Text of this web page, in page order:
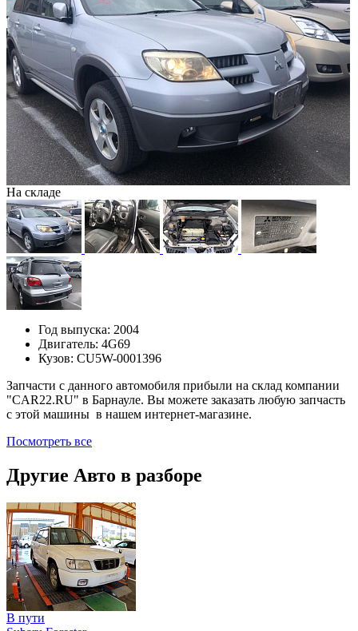
На складе
Год выпуска: 2004
Двигатель: 4G69
Кузов: CU5W-0001396
Запчасти с данного автомобиля прибыли на склад компании
"CAR22.RU" в Барнауле. Вы можете заказать любую запчасть
с этой машины в нашем интернет-магазине.
Посмотреть все
Другие Авто в разборе
В пути